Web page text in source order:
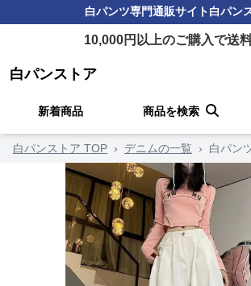
白パンツ専門通販サイト白パン
10,000円以上のご購入で送
白パンストア
新着商品 商品を検索
白パンストア TOP › デニムの一覧 › 白パン